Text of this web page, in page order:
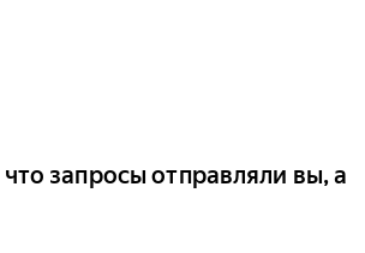
запросы отправляли вы, а